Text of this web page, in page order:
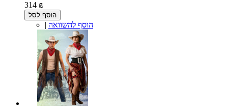
314 ₪
הוסף לסל
| הוסף להשוואה